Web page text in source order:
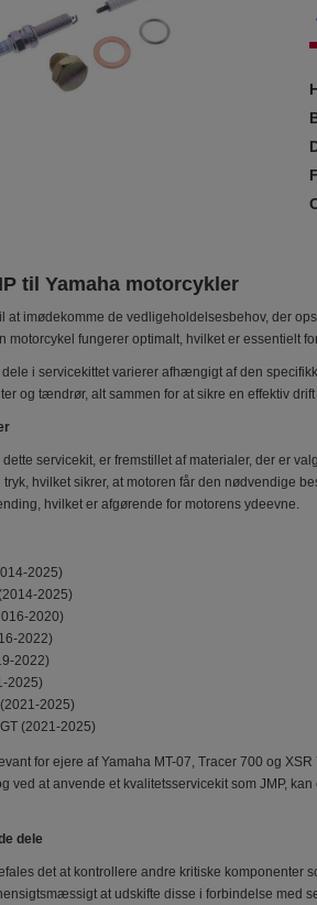
til Yamaha motorcykler
at imødekomme de vedligeholdelsesbehov, der
motorcykel fungerer optimalt, hvilket er essentielt
i servicekittet varierer afhængigt af den
og tændrør, alt sammen for at sikre en effektiv
servicekit, er fremstillet af materialer, der er
hvilket sikrer, at motoren får den nødvendige
hvilket er afgørende for motorens ydeevne.
2025)
2025)
2020)
2022)
2022)
2025)
2025)
(2021-2025)
for ejere af Yamaha MT-07, Tracer 700 og
ved at anvende et kvalitetsservicekit som JMP,
dele
det at kontrollere andre kritiske
at udskifte disse i forbindelse med